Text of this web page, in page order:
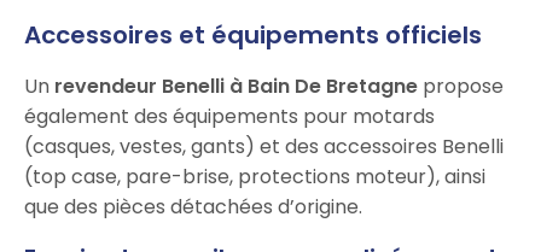
Accessoires et équipements officiels
Un revendeur Benelli à Bain De Bretagne propose
également des équipements pour motards
(casques, vestes, gants) et des accessoires Benelli
(top case, pare-brise, protections moteur), ainsi
que des pièces détachées d’origine.